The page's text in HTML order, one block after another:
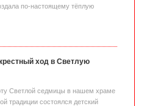
по-настоящему тёплую
ход в Светлую
Светлой седмицы в нашем храме
традиции состоялся детский